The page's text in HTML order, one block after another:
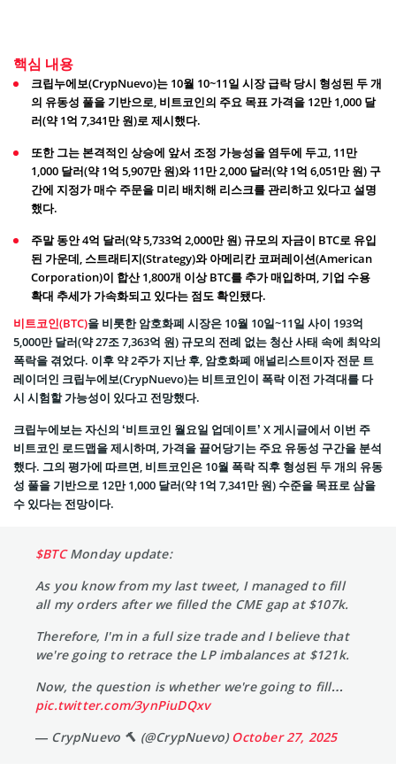
핵심 내용
크립누에보(CrypNuevo)는 10월 10~11일 시장 급락 당시 형성된 두 개
의 유동성 풀을 기반으로, 비트코인의 주요 목표 가격을 12만 1,000 달
러(약 1억 7,341만 원)로 제시했다.
또한 그는 본격적인 상승에 앞서 조정 가능성을 염두에 두고, 11만
1,000 달러(약 1억 5,907만 원)와 11만 2,000 달러(약 1억 6,051만 원) 구
간에 지정가 매수 주문을 미리 배치해 리스크를 관리하고 있다고 설명
했다.
주말 동안 4억 달러(약 5,733억 2,000만 원) 규모의 자금이 BTC로 유입
된 가운데, 스트래티지(Strategy)와 아메리칸 코퍼레이션(American
Corporation)이 합산 1,800개 이상 BTC를 추가 매입하며, 기업 수용
확대 추세가 가속화되고 있다는 점도 확인됐다.
비트코인(BTC)을 비롯한 암호화폐 시장은 10월 10일~11일 사이 193억
5,000만 달러(약 27조 7,363억 원) 규모의 전례 없는 청산 사태 속에 최악의
폭락을 겪었다. 이후 약 2주가 지난 후, 암호화폐 애널리스트이자 전문 트
레이더인 크립누에보(CrypNuevo)는 비트코인이 폭락 이전 가격대를 다
시 시험할 가능성이 있다고 전망했다.
크립누에보는 자신의 ‘비트코인 월요일 업데이트’ X 게시글에서 이번 주
비트코인 로드맵을 제시하며, 가격을 끌어당기는 주요 유동성 구간을 분석
했다. 그의 평가에 따르면, 비트코인은 10월 폭락 직후 형성된 두 개의 유동
성 풀을 기반으로 12만 1,000 달러(약 1억 7,341만 원) 수준을 목표로 삼을
수 있다는 전망이다.
$BTCMonday update:
As you know from my last tweet, I managed to fill
all my orders after we filled the CME gap at $107k.
Therefore, I'm in a full size trade and I believe that
we're going to retrace the LP imbalances at $121k.
Now, the question is whether we're going to fill…
pic.twitter.com/3ynPiuDQxv
— CrypNuevo 🔨 (@CrypNuevo)October 27, 2025